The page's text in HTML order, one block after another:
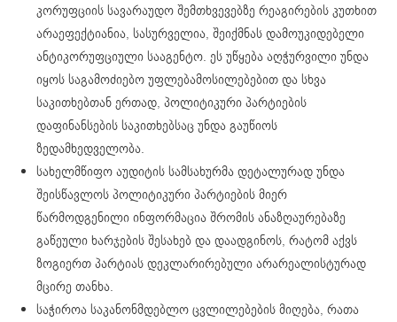
კორუფციის სავარაუდო შემთხვევებზე რეაგირების კუთხით
არაეფექტიანია, სასურველია, შეიქმნას დამოუკიდებელი
ანტიკორუფციული სააგენტო. ეს უწყება აღჭურვილი უნდა
იყოს საგამოძიებო უფლებამოსილებებით და სხვა
საკითხებთან ერთად, პოლიტიკური პარტიების
დაფინანსების საკითხებსაც უნდა გაუწიოს
ზედამხედველობა.
სახელმწიფო აუდიტის სამსახურმა დეტალურად უნდა
შეისწავლოს პოლიტიკური პარტიების მიერ
წარმოდგენილი ინფორმაცია შრომის ანაზღაურებაზე
გაწეული ხარჯების შესახებ და დაადგინოს, რატომ აქვს
ზოგიერთ პარტიას დეკლარირებული არარეალისტურად
მცირე თანხა.
საჭიროა საკანონმდებლო ცვლილებების მიღება, რათა